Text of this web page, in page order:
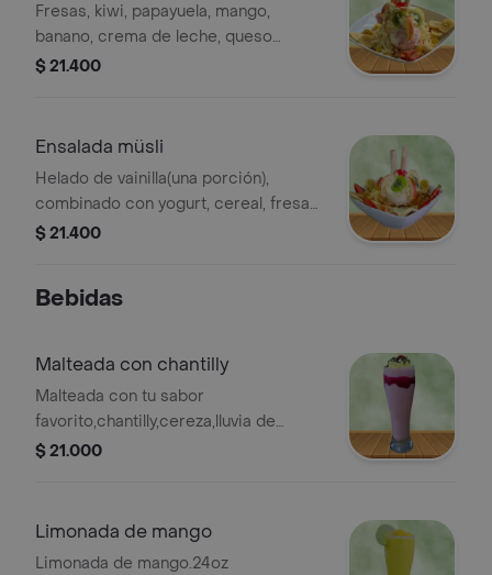
Fresas, kiwi, papayuela, mango,
banano, crema de leche, queso
rallado, dos sabores de helado,
$ 21.400
Ensalada müsli
Helado de vainilla(una porción),
combinado con yogurt, cereal, fresas,
kiwi, papaya, mango, banano, chantilly,
$ 21.400
Bebidas
Malteada con chantilly
Malteada con tu sabor
favorito,chantilly,cereza,lluvia de
chocolate. 24oz
$ 21.000
Limonada de mango
Limonada de mango.24oz